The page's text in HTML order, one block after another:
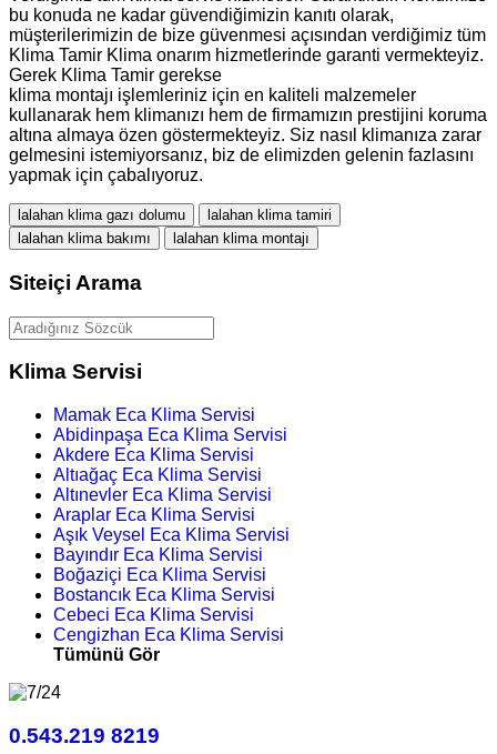
bu konuda ne kadar güvendiğimizin kanıtı olarak,
müşterilerimizin de bize güvenmesi açısından verdiğimiz tüm
Klima Tamir Klima onarım hizmetlerinde garanti vermekteyiz.
Gerek Klima Tamir gerekse
klima montajı işlemleriniz için en kaliteli malzemeler
kullanarak hem klimanızı hem de firmamızın prestijini koruma
altına almaya özen göstermekteyiz. Siz nasıl klimanıza zarar
gelmesini istemiyorsanız, biz de elimizden gelenin fazlasını
yapmak için çabalıyoruz.
lalahan klima gazı dolumu
lalahan klima tamiri
lalahan klima bakımı
lalahan klima montajı
Siteiçi Arama
Klima Servisi
Mamak Eca Klima Servisi
Abidinpaşa Eca Klima Servisi
Akdere Eca Klima Servisi
Altıağaç Eca Klima Servisi
Altınevler Eca Klima Servisi
Araplar Eca Klima Servisi
Aşık Veysel Eca Klima Servisi
Bayındır Eca Klima Servisi
Boğaziçi Eca Klima Servisi
Bostancık Eca Klima Servisi
Cebeci Eca Klima Servisi
Cengizhan Eca Klima Servisi
Tümünü Gör
0.543.219 8219